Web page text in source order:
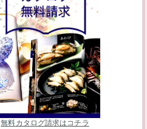
無料カタログ請求はコチラ